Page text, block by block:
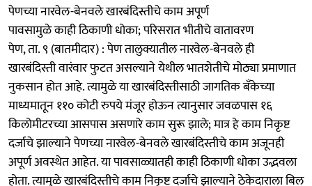
पेणच्या नारवेल-बेनवले खारबंदिस्तीचे काम अपूर्ण
पावसामुळे काही ठिकाणी धोका; परिसरात भीतीचे वातावरण
पेण, ता. ९ (बातमीदार) : पेण तालुक्यातील नारवेल-बेनवले ही
खारबंदिस्ती वारंवार फुटत असल्याने येथील भातशेतीचे मोठ्या प्रमाणात
नुकसान होत आहे. त्यामुळे या खारबंदिस्तीसाठी जागतिक बँकेच्या
माध्यमातून ११० कोटी रुपये मंजूर होऊन त्यानुसार जवळपास १६
किलोमीटरच्या आसपास असणारे काम सुरू झाले; मात्र हे काम निकृष्ट
दर्जाचे झाल्याने पेणच्या नारवेल-बेनवले खारबंदिस्तीचे काम अजूनही
अपूर्ण अवस्थेत आहेत. या पावसाळ्यातही काही ठिकाणी धोका उद्भवला
होता. त्यामुळे खारबंदिस्तीचे काम निकृष्ट दर्जाचे झाल्याने ठेकेदाराला बिल